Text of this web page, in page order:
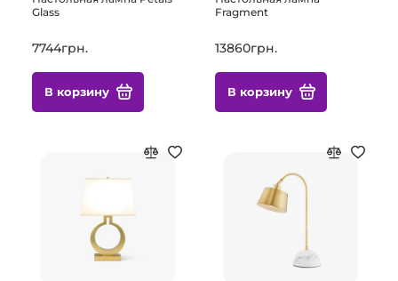
Glass
7744грн.
В корзину
Fragment
13860грн.
В корзину